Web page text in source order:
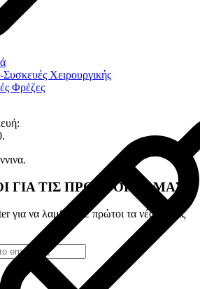
Χειρουργικής
Φρέζες
ΓΙΑ ΤΙΣ ΠΡΟΣΦΟΡΕΣ ΜΑΣ
για να λαμβάνετε πρώτοι τα νέα και τις